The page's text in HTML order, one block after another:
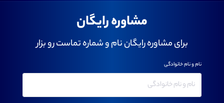
مشاوره رایگان
برای مشاوره رایگان نام و شماره تماست رو بزار
نام و نام خانوادگی